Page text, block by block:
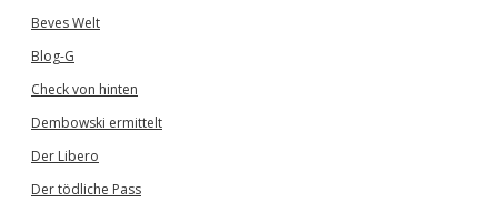
Beves Welt
Blog-G
Check von hinten
Dembowski ermittelt
Der Libero
Der tödliche Pass